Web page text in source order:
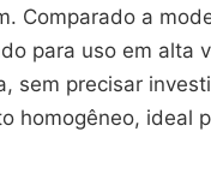
Comparado a
para uso em
sem precisar
homogêneo,